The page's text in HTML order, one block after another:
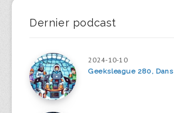
Dernier podcast
2024-10-10
Geeksleague 280,